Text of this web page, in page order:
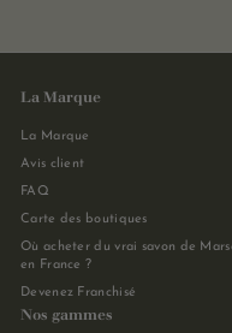
La Marque
La Marque
Avis client
FAQ
Carte des boutiques
Où acheter du vrai savon de
en France ?
Devenez Franchisé
Nos gammes